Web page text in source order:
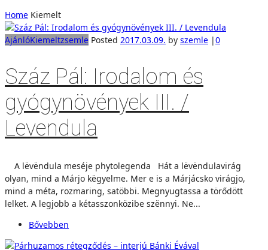
Home Kiemelt
AjánlóKiemeltzsemle Posted 2017.03.09. by szemle |0
Száz Pál: Irodalom és
gyógynövények III. /
Levendula
A lëvëndula meséje phytolegenda Hát a lëvëndulavirág
olyan, mind a Márjo këgyelme. Mer e is a Márjácsko virágjo,
mind a méta, rozmaring, satöbbi. Megnyugtassa a törődött
lelket. A legjobb a kétasszonközibe szënnyi. Ne...
Bővebben